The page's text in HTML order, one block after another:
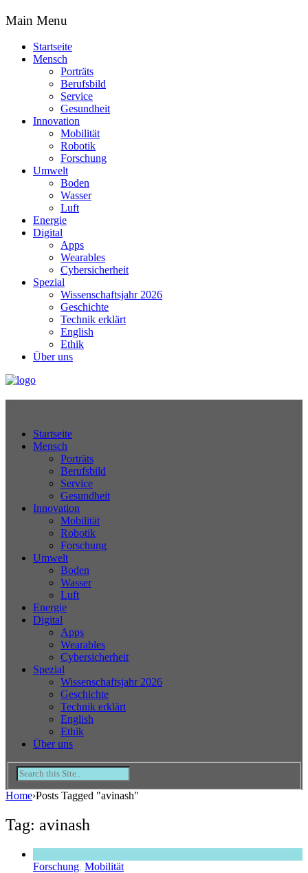
Main Menu
Startseite
Mensch
Porträts
Berufsbild
Service
Gesundheit
Innovation
Mobilität
Robotik
Forschung
Umwelt
Boden
Wasser
Luft
Energie
Digital
Apps
Wearables
Cybersicherheit
Spezial
Wissenschaftsjahr 2026
Geschichte
Technik erklärt
English
Ethik
Über uns
Startseite
Mensch
Porträts
Berufsbild
Service
Gesundheit
Innovation
Mobilität
Robotik
Forschung
Umwelt
Boden
Wasser
Luft
Energie
Digital
Apps
Wearables
Cybersicherheit
Spezial
Wissenschaftsjahr 2026
Geschichte
Technik erklärt
English
Ethik
Über uns
Home›Posts Tagged "avinash"
Tag: avinash
Forschung, Mobilität